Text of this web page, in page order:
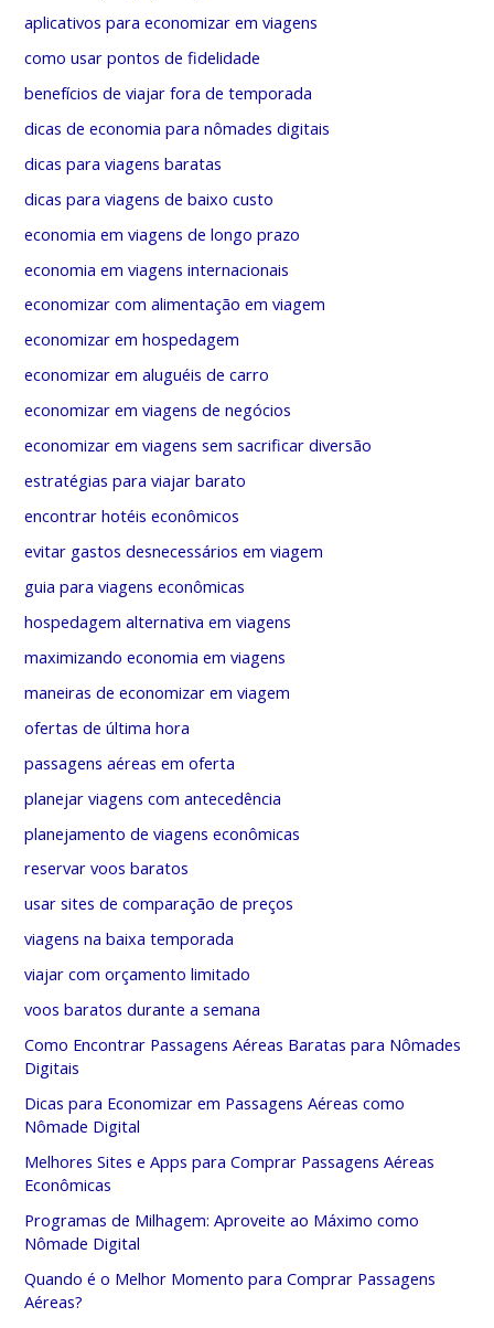
o
aplicativos para economizar em viagens
como usar pontos de fidelidade
benefícios de viajar fora de temporada
dicas de economia para nômades digitais
dicas para viagens baratas
dicas para viagens de baixo custo
economia em viagens de longo prazo
economia em viagens internacionais
economizar com alimentação em viagem
economizar em hospedagem
economizar em aluguéis de carro
economizar em viagens de negócios
economizar em viagens sem sacrificar diversão
estratégias para viajar barato
encontrar hotéis econômicos
evitar gastos desnecessários em viagem
guia para viagens econômicas
hospedagem alternativa em viagens
maximizando economia em viagens
maneiras de economizar em viagem
ofertas de última hora
passagens aéreas em oferta
planejar viagens com antecedência
planejamento de viagens econômicas
reservar voos baratos
usar sites de comparação de preços
viagens na baixa temporada
viajar com orçamento limitado
voos baratos durante a semana
Como Encontrar Passagens Aéreas Baratas para Nômades
Digitais
Dicas para Economizar em Passagens Aéreas como
Nômade Digital
Melhores Sites e Apps para Comprar Passagens Aéreas
Econômicas
Programas de Milhagem: Aproveite ao Máximo como
Nômade Digital
Quando é o Melhor Momento para Comprar Passagens
Aéreas?